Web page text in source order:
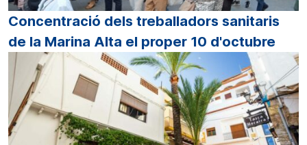
Concentració dels treballadors sanitaris
de la Marina Alta el proper 10 d'octubre